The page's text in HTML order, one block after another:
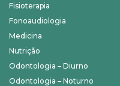
Fisioterapia
Fonoaudiologia
Medicina
Nutrição
Odontologia – Diurno
Odontologia – Noturno